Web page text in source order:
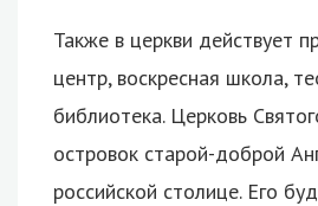
Также в церкви действует
центр, воскресная школа,
библиотека. Церковь
островок старой-доброй
российской столице. Его